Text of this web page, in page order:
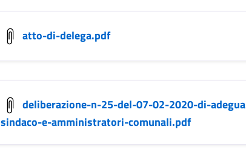
atto-di-delega.pdf
deliberazione-n-25-del-07-02-2020-di-
sindaco-e-amministratori-comunali.pdf